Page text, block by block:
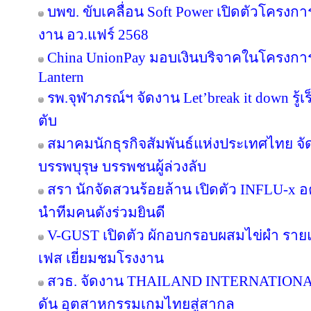
บพข. ขับเคลื่อน Soft Power เปิดตัวโครง
งาน อว.แฟร์ 2568
China UnionPay มอบเงินบริจาคในโครงกา
Lantern
รพ.จุฬาภรณ์ฯ จัดงาน Let’break it down รู้
ตับ
สมาคมนักธุรกิจสัมพันธ์แห่งประเทศไทย
บรรพบุรุษ บรรพชนผู้ล่วงลับ
สรา นักจัดสวนร้อยล้าน เปิดตัว INFLU-x
นำทีมคนดังร่วมยินดี
V-GUST เปิดตัว ผักอบกรอบผสมไข่ผำ รา
เฟส เยี่ยมชมโรงงาน
สวธ. จัดงาน THAILAND
ดัน อุตสาหกรรมเกมไทยสู่สากล